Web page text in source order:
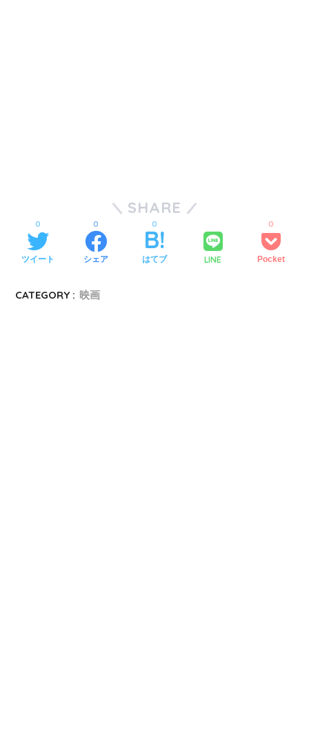
SHARE
ツイート
0
シェア
0
はてブ
0
LINE Pocket
0
CATEGORY : 映画